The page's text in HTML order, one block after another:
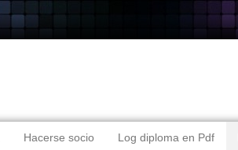
Hacerse socio Log diploma en Pdf